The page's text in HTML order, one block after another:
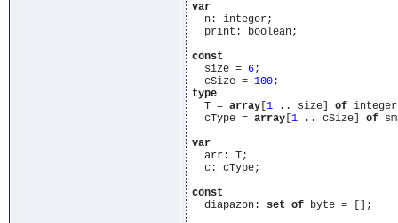
var
  n: integer;
  print: boolean;
const
  size =
6;
  cSize =
100
type
  T =
array[ 1 .. size] of
  cType =
array[ 1 .. cSize] of
var
  arr: T;
  c: cType;
const
  diapazon:
set of byte = [];